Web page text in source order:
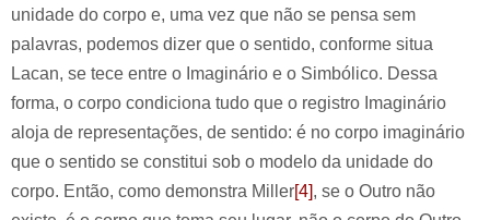
unidade do corpo e, uma vez que não se pensa sem
palavras, podemos dizer que o sentido, conforme situa
Lacan, se tece entre o Imaginário e o Simbólico. Dessa
forma, o corpo condiciona tudo que o registro Imaginário
aloja de representações, de sentido: é no corpo imaginário
que o sentido se constitui sob o modelo da unidade do
corpo. Então, como demonstra Miller[4], se o Outro não